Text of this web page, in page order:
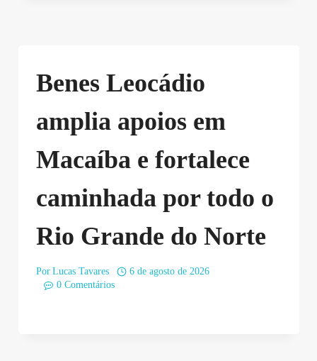
Benes Leocádio
amplia apoios em
Macaíba e fortalece
caminhada por todo o
Rio Grande do Norte
Por Lucas Tavares
6 de agosto de 2026
0 Comentários